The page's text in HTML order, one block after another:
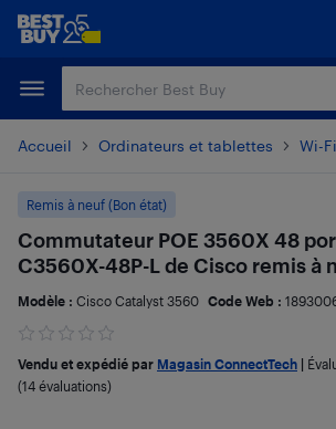
Passer
principal
Passer
Accueil Ordinateurs et tablettes Wi-
Remis à neuf (Bon état)
Commutateur POE 3560X 48
C3560X-48P-L de Cisco remis à
Modèle : Cisco Catalyst 3560 Code Web :
Vendu et expédié par Magasin ConnectTech
(14 évaluations)